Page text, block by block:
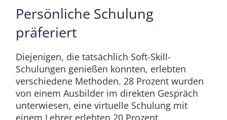
Persönliche Schulung
präferiert
Diejenigen, die tatsächlich Soft-Skill-
Schulungen genießen konnten, erlebten
verschiedene Methoden. 28 Prozent wurden
von einem Ausbilder im direkten Gespräch
unterwiesen, eine virtuelle Schulung mit